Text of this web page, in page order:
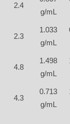
2.4
g/mL
2.3
1.033
g/mL
4.8
1.498
g/mL
4.3
0.713
g/mL